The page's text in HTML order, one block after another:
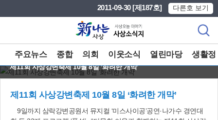
2011-09-30 [제187호] 다른호 보기
주요뉴스 종합 의회 이웃소식 열린마당 생활정
제11회 사상강변축제 10월 8일 ‘화려한 개막’
제11회 사상강변축제 10월 8일 ‘화려한 개막’